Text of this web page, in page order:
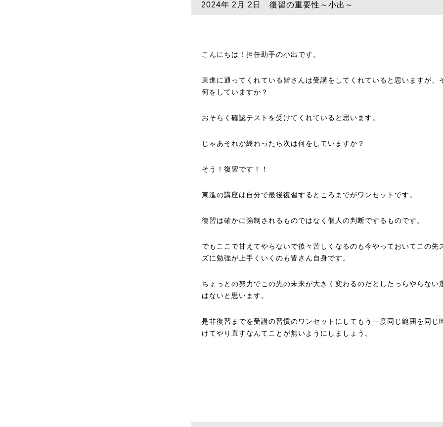
2024年 2月 2日 復習の重要性～小出～
こんにちは！担任助手の小出です。
東進に通ってくれている皆さんは受講をしてくれていると思いますが、
何をしていますか？
おそらく確認テストを受けてくれていると思います。
じゃあそれが終わったら次は何をしていますか？
そう！復習です！！
東進の講座は自分で最後復習するところまでがワンセットです。
復習は確かに強制されるものではなく個人の判断でするものです。
でもここで甘えてやらないで後々苦しくなるのも今やっておいてこの先
ズに勉強が上手くいくのも皆さん自身です。
ちょっとの努力でこの先の未来が大きく変わるのだとしたっらやらない
はないと思います。
是非復習までを受講の習慣のワンセットにしてもう一度同じ範囲を同じ
けてやり直すなんてことが無いようにしましょう。